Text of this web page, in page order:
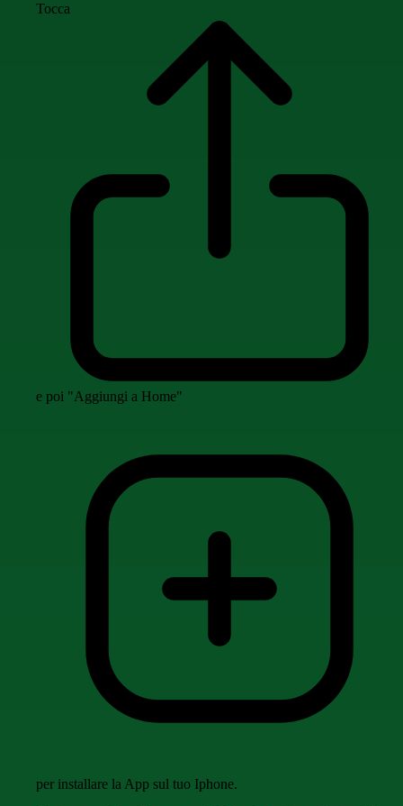
Tocca
e poi "Aggiungi a Home"
per installare la App sul tuo Iphone.